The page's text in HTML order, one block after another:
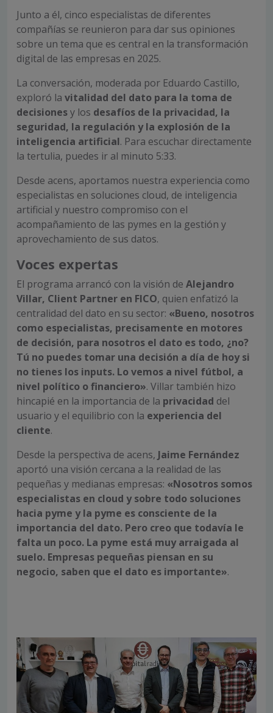
Junto a él, cinco especialistas de diferentes
compañías se reunieron para dar sus opiniones
sobre un tema que es central en la transformación
digital de las empresas en 2025.
La conversación, moderada por Eduardo Castillo,
exploró la vitalidad del dato para la toma de
decisionesy los desafíos de la privacidad, la
seguridad, la regulación y la explosión de la
inteligencia artificial. Para escuchar directamente
la tertulia, puedes ir al minuto 5:33.
Desde acens, aportamos nuestra experiencia como
especialistas en soluciones cloud, de inteligencia
artificial y nuestro compromiso con el
acompañamiento de las pymes en la gestión y
aprovechamiento de sus datos.
Voces expertas
El programa arrancó con la visión de Alejandro
Villar, Client Partner en FICO, quien enfatizó la
centralidad del dato en su sector: «Bueno, nosotros
como especialistas, precisamente en motores
de decisión, para nosotros el dato es todo, ¿no?
Tú no puedes tomar una decisión a día de hoy si
no tienes los inputs. Lo vemos a nivel fútbol, a
nivel político o financiero». Villar también hizo
hincapié en la importancia de la privacidad del
usuario y el equilibrio con la experiencia del
cliente.
Desde la perspectiva de acens, Jaime Fernández
aportó una visión cercana a la realidad de las
pequeñas y medianas empresas: «Nosotros somos
especialistas en cloud y sobre todo soluciones
hacia pyme y la pyme es consciente de la
importancia del dato. Pero creo que todavía le
falta un poco. La pyme está muy arraigada al
suelo. Empresas pequeñas piensan en su
negocio, saben que el dato es importante».